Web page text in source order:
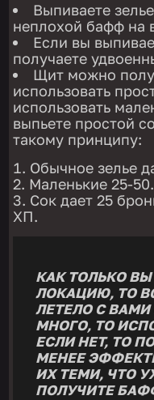
Выпиваете
неплохой бафф на
Если вы
получаете
Щит можно
использовать
использовать
выпьете простой
такому принципу:
Обычное зелье
Маленькие 25-50.
Сок дает 25
ХП.
КАК ТОЛЬКО
ЛОКАЦИЮ, ТО
ЛЕТЕЛО С
МНОГО, ТО
ЕСЛИ НЕТ, ТО
МЕНЕЕ
ИХ ТЕМИ, ЧТО
ПОЛУЧИТЕ